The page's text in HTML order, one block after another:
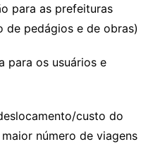
para as prefeituras
de pedágios e de obras)
para os usuários e
custo do
número de viagens